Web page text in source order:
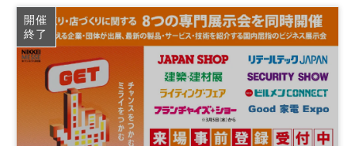
DX 参加無料
日経オンラインセミナー
開催
終了